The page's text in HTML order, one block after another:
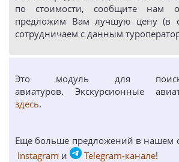
по стоимости, сообщите
предложим Вам лучшую цену (в
сотрудничаем с данным
Это модуль для
авиатуров. Экскурсионные
здесь.
Еще больше предложений в нашем
Instagram и Telegram-канале!